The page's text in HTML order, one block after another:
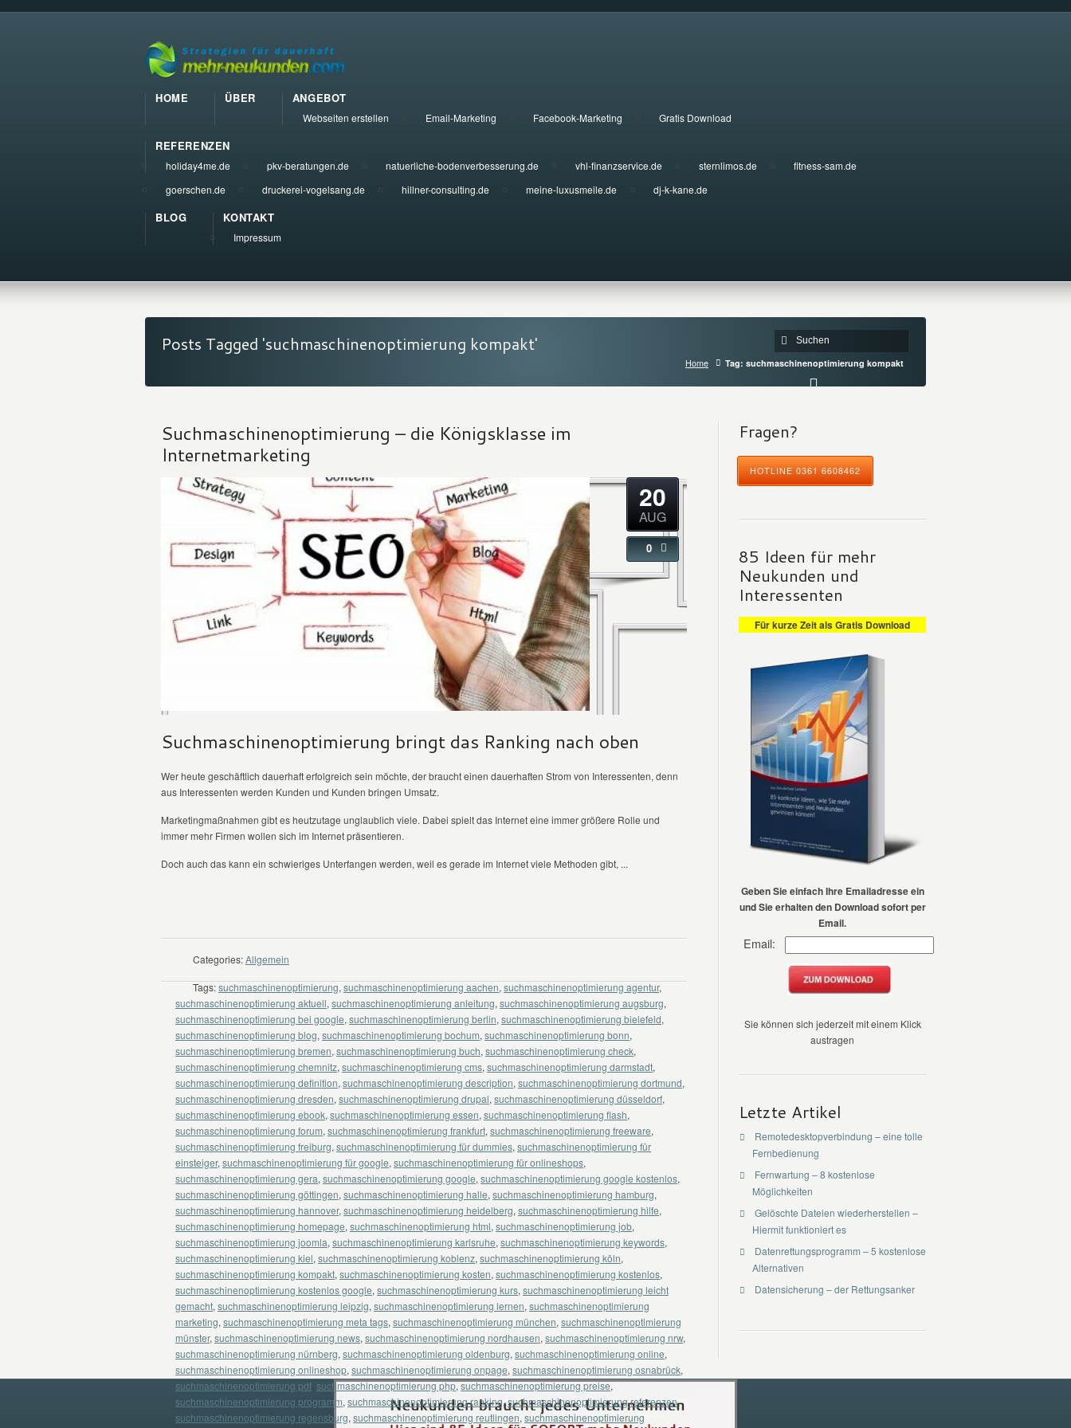
HOME ÜBER ANGEBOT
Webseiten erstellen Email-Marketing Facebook-Marketing Gratis Download
REFERENZEN
holiday4me.de pkv-beratungen.de natuerliche-bodenverbesserung.de vhl-finanzservice.de sternlimos.de
fitness-sam.de
goerschen.de
druckerei-vogelsang.de hillner-consulting.de meine-luxusmeile.de dj-k-kane.de
BLOG KONTAKT
Impressum
Posts Tagged 'suchmaschinenoptimierung kompakt'
Home Tag: suchmaschinenoptimierung kompakt
Suchmaschinenoptimierung – die Königsklasse im
Internetmarketing
Suchmaschinenoptimierung bringt das Ranking nach oben
Wer heute geschäftlich dauerhaft erfolgreich sein möchte, der braucht einen dauerhaften Strom von Interessenten, denn
aus Interessenten werden Kunden und Kunden bringen Umsatz.
Marketingmaßnahmen gibt es heutzutage unglaublich viele. Dabei spielt das Internet eine immer größere Rolle und
immer mehr Firmen wollen sich im Internet präsentieren.
Doch auch das kann ein schwieriges Unterfangen werden, weil es gerade im Internet viele Methoden gibt, ...
20
AUG
0
Categories:Allgemein
Tags:suchmaschinenoptimierung, suchmaschinenoptimierung aachen, suchmaschinenoptimierung agentur,
suchmaschinenoptimierung aktuell, suchmaschinenoptimierung anleitung, suchmaschinenoptimierung augsburg,
suchmaschinenoptimierung bei google, suchmaschinenoptimierung berlin, suchmaschinenoptimierung bielefeld,
suchmaschinenoptimierung blog, suchmaschinenoptimierung bochum, suchmaschinenoptimierung bonn,
suchmaschinenoptimierung bremen, suchmaschinenoptimierung buch, suchmaschinenoptimierung check,
suchmaschinenoptimierung chemnitz, suchmaschinenoptimierung cms, suchmaschinenoptimierung darmstadt,
suchmaschinenoptimierung definition, suchmaschinenoptimierung description, suchmaschinenoptimierung dortmund,
suchmaschinenoptimierung dresden, suchmaschinenoptimierung drupal, suchmaschinenoptimierung düsseldorf,
suchmaschinenoptimierung ebook, suchmaschinenoptimierung essen, suchmaschinenoptimierung flash,
suchmaschinenoptimierung forum, suchmaschinenoptimierung frankfurt, suchmaschinenoptimierung freeware,
suchmaschinenoptimierung freiburg, suchmaschinenoptimierung für dummies, suchmaschinenoptimierung für
einsteiger, suchmaschinenoptimierung für google, suchmaschinenoptimierung für onlineshops,
suchmaschinenoptimierung gera, suchmaschinenoptimierung google, suchmaschinenoptimierung google kostenlos,
suchmaschinenoptimierung göttingen, suchmaschinenoptimierung halle, suchmaschinenoptimierung hamburg,
suchmaschinenoptimierung hannover, suchmaschinenoptimierung heidelberg, suchmaschinenoptimierung hilfe,
suchmaschinenoptimierung homepage, suchmaschinenoptimierung html, suchmaschinenoptimierung job,
suchmaschinenoptimierung joomla, suchmaschinenoptimierung karlsruhe, suchmaschinenoptimierung keywords,
suchmaschinenoptimierung kiel, suchmaschinenoptimierung koblenz, suchmaschinenoptimierung köln,
suchmaschinenoptimierung kompakt, suchmaschinenoptimierung kosten, suchmaschinenoptimierung kostenlos,
suchmaschinenoptimierung kostenlos google, suchmaschinenoptimierung kurs, suchmaschinenoptimierung leicht
gemacht, suchmaschinenoptimierung leipzig, suchmaschinenoptimierung lernen, suchmaschinenoptimierung
marketing, suchmaschinenoptimierung meta tags, suchmaschinenoptimierung münchen, suchmaschinenoptimierung
münster, suchmaschinenoptimierung news, suchmaschinenoptimierung nordhausen, suchmaschinenoptimierung nrw,
suchmaschinenoptimierung nürnberg, suchmaschinenoptimierung oldenburg, suchmaschinenoptimierung online,
suchmaschinenoptimierung onlineshop, suchmaschinenoptimierung onpage, suchmaschinenoptimierung osnabrück,
suchmaschinenoptimierung pdf suchmaschinenoptimierung php,suchmaschinenoptimierung preise,
suchmaschinenoptimierung programm, suchmaschinenoptimierung ranking,suchmaschinenoptimierung referenzen,
suchmaschinenoptimierung regensburg, suchmaschinenoptimierung reutlingen, suchmaschinenoptimierung
Fragen?
HOTLINE 0361 6608462
85 Ideen für mehr
Neukunden und
Interessenten
Für kurze Zeit als Gratis Download
Geben Sie einfach Ihre Emailadresse ein
und Sie erhalten den Download sofort per
Email.
Email:
Sie können sich jederzeit mit einem Klick
austragen
Letzte Artikel
Remotedesktopverbindung – eine tolle
Fernbedienung
Fernwartung – 8 kostenlose
Möglichkeiten
Gelöschte Dateien wiederherstellen –
Hiermit funktioniert es
Datenrettungsprogramm – 5 kostenlose
Alternativen
Datensicherung – der Rettungsanker